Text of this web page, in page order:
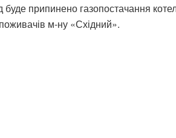
припинено газопостачання
м-ну «Східний».